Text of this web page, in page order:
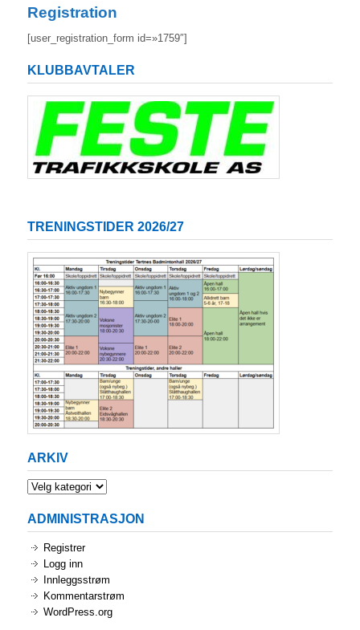
Registration
[user_registration_form id=»1759″]
KLUBBAVTALER
TRENINGSTIDER 2026/27
ARKIV
Arkiv
ADMINISTRASJON
Registrer
Logg inn
Innleggsstrøm
Kommentarstrøm
WordPress.org